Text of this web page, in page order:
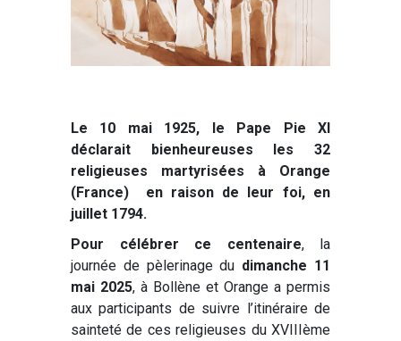
Le 10 mai 1925, le Pape Pie XI
déclarait bienheureuses les 32
religieuses martyrisées à Orange
(France) en raison de leur foi, en
juillet 1794.
Pour célébrer ce centenaire, la
journée de pèlerinage du dimanche 11
mai 2025, à Bollène et Orange a permis
aux participants de suivre l’itinéraire de
sainteté de ces religieuses du XVIIIème